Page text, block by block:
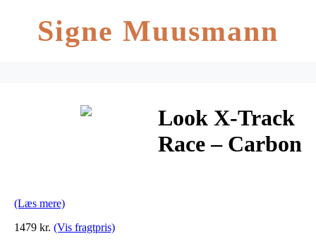
Signe Muusmann
Look X-Track
Race – Carbon
(Læs mere)
1479 kr. (Vis fragtpris)